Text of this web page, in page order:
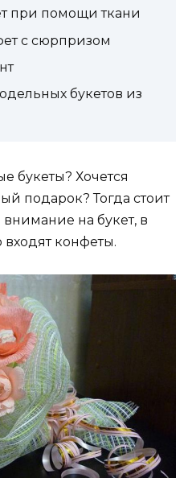
при помощи ткани
с сюрпризом
букетов из
букеты? Хочется
подарок? Тогда стоит
на букет, в
конфеты.